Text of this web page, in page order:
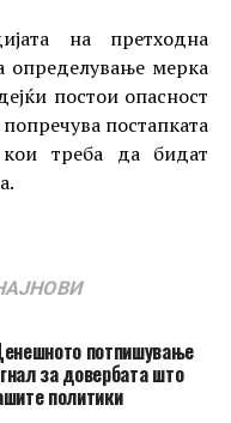
на претходна
определување мерка
постои опасност
постапката
треба да бидат
потпишување
за довербата што
политики